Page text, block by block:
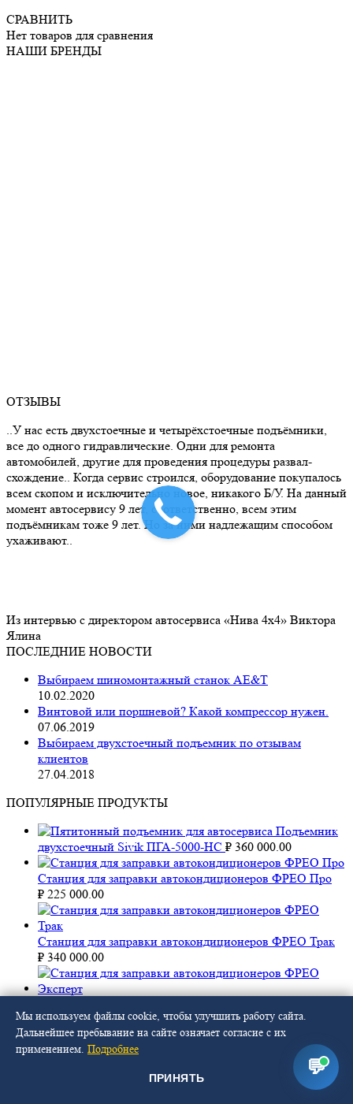
СРАВНИТЬ
Нет товаров для сравнения
НАШИ БРЕНДЫ
ОТЗЫВЫ
..У нас есть двухстоечные и четырёхстоечные подъёмники,
все до одного гидравлические. Одни для ремонта
автомобилей, другие для проведения процедуры развал-
схождение.. Когда сервис строился, оборудование покупалось
всем скопом и исключительно новое, никакого Б/У. На данный
момент автосервису 9 лет, соответственно, всем этим
подъёмникам тоже 9 лет. Но за ними надлежащим способом
ухаживают..
Из интервью с директором автосервиса «Нива 4х4» Виктора
Ялина
ПОСЛЕДНИЕ НОВОСТИ
Выбираем шиномонтажный станок AE&T
10.02.2020
Винтовой или поршневой? Какой компрессор нужен.
07.06.2019
Выбираем двухстоечный подъемник по отзывам
клиентов
27.04.2018
ПОПУЛЯРНЫЕ ПРОДУКТЫ
Подъемник
двухстоечный Sivik ПГА-5000-НС ₽ 360 000.00
Станция для заправки автокондиционеров ФРЕО Про
₽ 225 000.00
Станция для заправки автокондиционеров ФРЕО Трак
₽ 340 000.00
Эксперт ₽ 265 000.00
ПОДПИШИТЕСЬ
на уведомления о выходе новых материалов в нашем блоге!
Ваша почта *
💬
Мы используем файлы cookie, чтобы улучшить работу сайта.
Дальнейшее пребывание на сайте означает согласие с их
применением. Подробнее
ПРИНЯТЬ